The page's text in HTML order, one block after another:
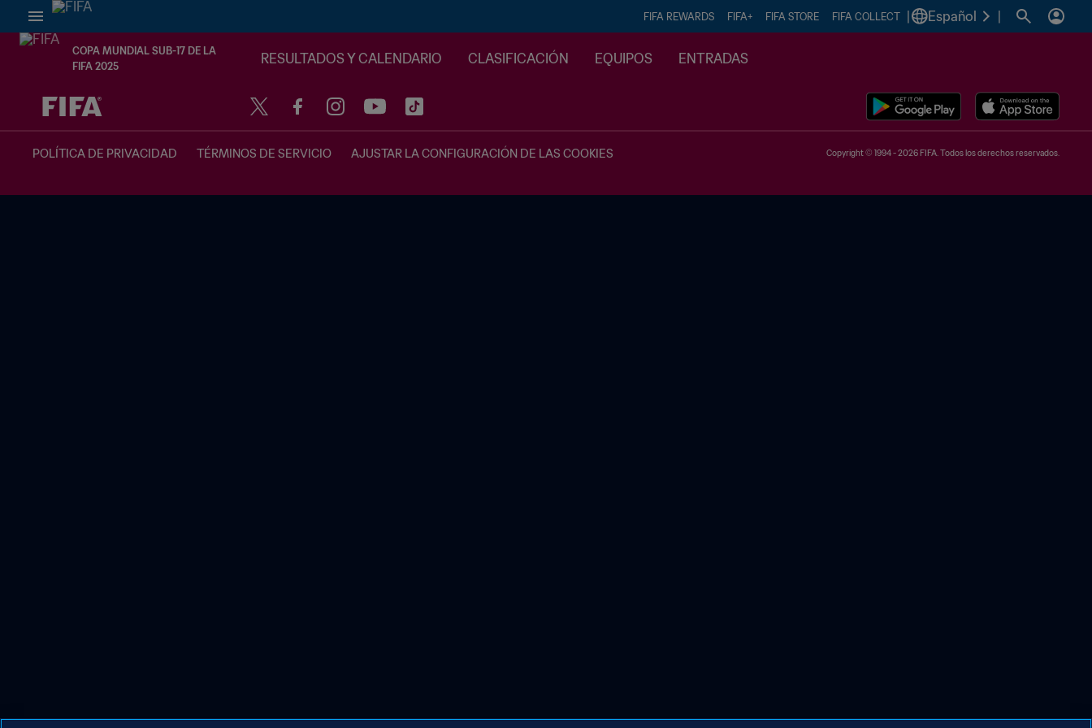
FIFA REWARDS FIFA+ FIFA STORE FIFA COLLECT Español
COPA MUNDIAL SUB-17 DE LA
FIFA 2025
RESULTADOS Y CALENDARIO CLASIFICACIÓN EQUIPOS ENTRADAS
{equipoLocal} - {equipoVisitante}
POLÍTICA DE PRIVACIDAD TÉRMINOS DE SERVICIO AJUSTAR LA CONFIGURACIÓN DE LAS COOKIES Copyright © 1994 - 2026 FIFA. Todos los derechos reservados.